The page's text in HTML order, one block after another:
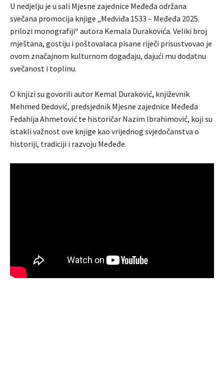
U nedjelju je u sali Mjesne zajednice Međeđa održana
svečana promocija knjige „Medviđa 1533 – Međeđa 2025.
prilozi monografiji“ autora Kemala Durakovića. Veliki broj
mještana, gostiju i poštovalaca pisane riječi prisustvovao je
ovom značajnom kulturnom događaju, dajući mu dodatnu
svečanost i toplinu.
O knjizi su govorili autor Kemal Duraković, književnik
Mehmed Đedović, predsjednik Mjesne zajednice Međeđa
Fedahija Ahmetović te historičar Nazim Ibrahimović, koji su
istakli važnost ove knjige kao vrijednog svjedočanstva o
historiji, tradiciji i razvoju Međeđe.